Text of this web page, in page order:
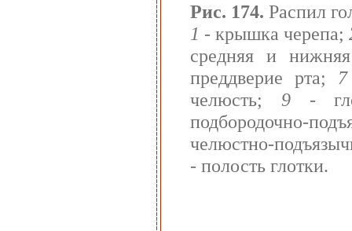
Рис. 174. Распил
1 - крышка черепа;
средняя и
преддверие рта; 7
челюсть; 9-
подбородочно-
челюстно-
- полость глотки.